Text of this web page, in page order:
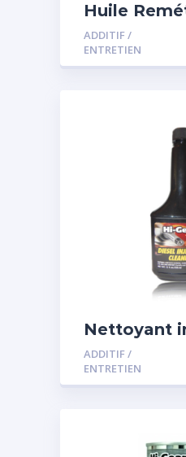
Huile
Moteur
ADDITIF /
ENTRETIEN
Nettoyant
diesel
ADDITIF /
ENTRETIEN